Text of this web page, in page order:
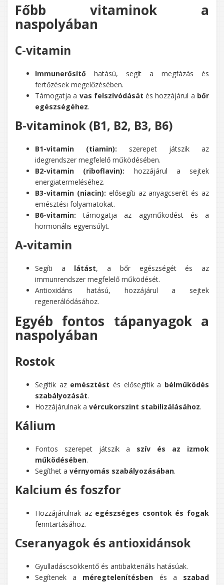
Főbb vitaminok a
naspolyában
C-vitamin
Immunerősítő hatású, segít a megfázás és
fertőzések megelőzésében.
Támogatja a vas felszívódását és hozzájárul a bőr
egészségéhez.
B-vitaminok (B1, B2, B3, B6)
B1-vitamin (tiamin): szerepet játszik az
idegrendszer megfelelő működésében.
B2-vitamin (riboflavin): hozzájárul a sejtek
energiatermeléséhez.
B3-vitamin (niacin): elősegíti az anyagcserét és az
emésztési folyamatokat.
B6-vitamin: támogatja az agyműködést és a
hormonális egyensúlyt.
A-vitamin
Segíti a látást, a bőr egészségét és az
immunrendszer megfelelő működését.
Antioxidáns hatású, hozzájárul a sejtek
regenerálódásához.
Egyéb fontos tápanyagok a
naspolyában
Rostok
Segítik az emésztést és elősegítik a bélműködés
szabályozását.
Hozzájárulnak a vércukorszint stabilizálásához.
Kálium
Fontos szerepet játszik a szív és az izmok
működésében.
Segíthet a vérnyomás szabályozásában.
Kalcium és foszfor
Hozzájárulnak az egészséges csontok és fogak
fenntartásához.
Cseranyagok és antioxidánsok
Gyulladáscsökkentő és antibakteriális hatásúak.
Segítenek a méregtelenítésben és a szabad